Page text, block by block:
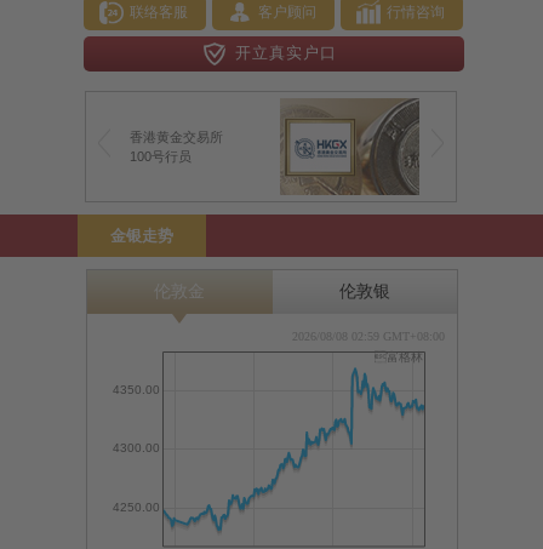
联络客服 客户顾问 行情咨询
开立真实户口
香港黄金交易所
100号行员
金银走势